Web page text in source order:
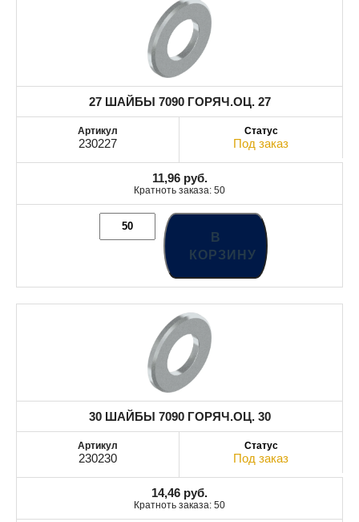
27 ШАЙБЫ 7090 ГОРЯЧ.ОЦ. 27
230227 Под заказ
11,96 руб.
Кратноть заказа: 50
В
КОРЗИНУ
30 ШАЙБЫ 7090 ГОРЯЧ.ОЦ. 30
230230 Под заказ
14,46 руб.
Кратноть заказа: 50